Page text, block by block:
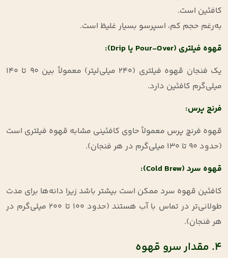
کافئین است.
به‌رغم حجم کم، اسپرسو بسیار غلیظ است.
قهوه فیلتری (Pour-Over یا
یک فنجان قهوه فیلتری (۲۴۰ میلی‌لیتر) معمولاً بین ۹۰ تا ۱۴۰
میلی‌گرم کافئین دارد.
فرنچ پرس:
قهوه فرنچ پرس معمولاً حاوی کافئینی مشابه قهوه فیلتری است
(حدود ۹۰ تا ۱۳۰ میلی‌گرم در هر فنجان)
.
قهوه سرد (Cold Brew):
کافئین قهوه سرد ممکن است بیشتر باشد زیرا دانه‌ها برای مدت
طولانی‌تر در تماس با آب هستند (حدود ۱۰۰ تا ۲۰۰ میلی‌گرم در
هر فنجان).
۴. مقدار سرو قهوه